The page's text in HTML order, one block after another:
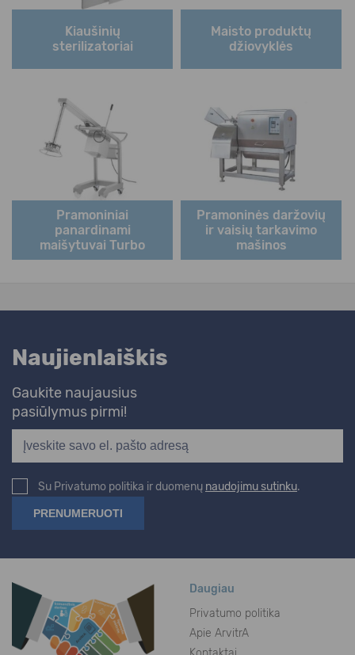
Kiaušinių
sterilizatoriai
Maisto produktų
džiovyklės
Pramoniniai
panardinami
maišytuvai Turbo
Pramoninės daržovių
ir vaisių tarkavimo
mašinos
Naujienlaiškis
Gaukite naujausius
pasiūlymus pirmi!
Su Privatumo politika ir duomenų naudojimu sutinku.
Daugiau
Privatumo politika
Apie ArvitrA